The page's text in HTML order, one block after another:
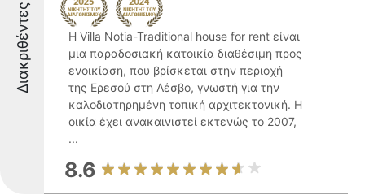
Διακριθέντες
Η Villa Notia-Traditional house for rent είναι
μια παραδοσιακή κατοικία διαθέσιμη προς
ενοικίαση, που βρίσκεται στην περιοχή
της Ερεσού στη Λέσβο, γνωστή για την
καλοδιατηρημένη τοπική αρχιτεκτονική. Η
οικία έχει ανακαινιστεί εκτενώς το 2007,
...
8.6